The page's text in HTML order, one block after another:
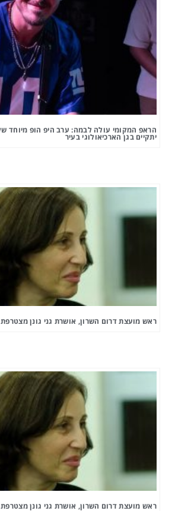
הראפ המקומי עולה לבמה: ערב היפ הופ מיוחד של
יתקיים בגן הארכיאולוגי בעיר
ראש מועצת דרום השרון, אושרת גני גונן מצטרפת
ראש מועצת דרום השרון, אושרת גני גונן מצטרפת